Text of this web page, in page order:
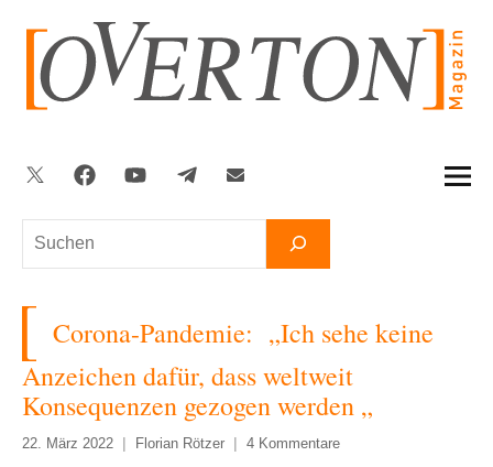
springen
Suchen
Twitter FacebookYouTubeTelegram
Corona-Pandemie: „Ich sehe keine
Anzeichen dafür, dass weltweit
Konsequenzen gezogen werden „
22. März 2022 Florian Rötzer 4 Kommentare